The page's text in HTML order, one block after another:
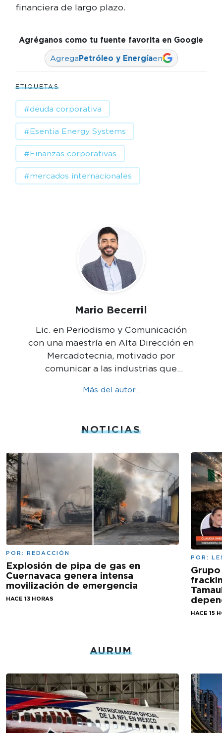
financiera de largo plazo.
Agréganos como tu fuente favorita en Google
AgregaPetróleo y Energíaen
ETIQUETAS
#deuda corporativa
#Esentia Energy Systems
#Finanzas corporativas
#mercados internacionales
Mario Becerril
Lic. en Periodismo y Comunicación
con una maestría en Alta Dirección en
Mercadotecnia, motivado por
comunicar a las industrias que
Más del autor...
NOTICIAS
POR: REDACCIÓN
Explosión de pipa de gas en
Cuernavaca genera intensa
movilización de emergencia
HACE 13 HORAS
POR:
HACE 15
AURUM